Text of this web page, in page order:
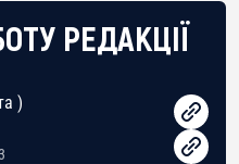
РЕДАКЦІЇ
)